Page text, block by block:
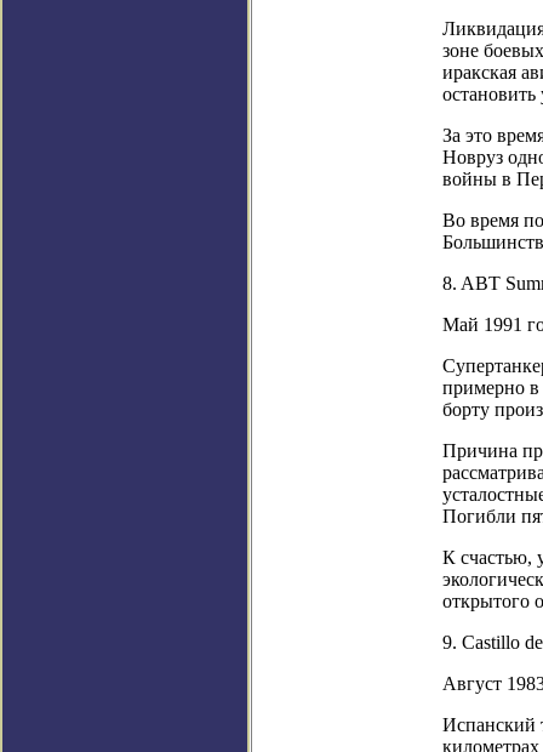
зоне
иракская
остановить
За это
Новруз
войны в
Во время
8. ABT
Май 1991
примерно в
борту
Причина
Погибли
К счастью,
открытого
9. Castillo
Август
Испанский